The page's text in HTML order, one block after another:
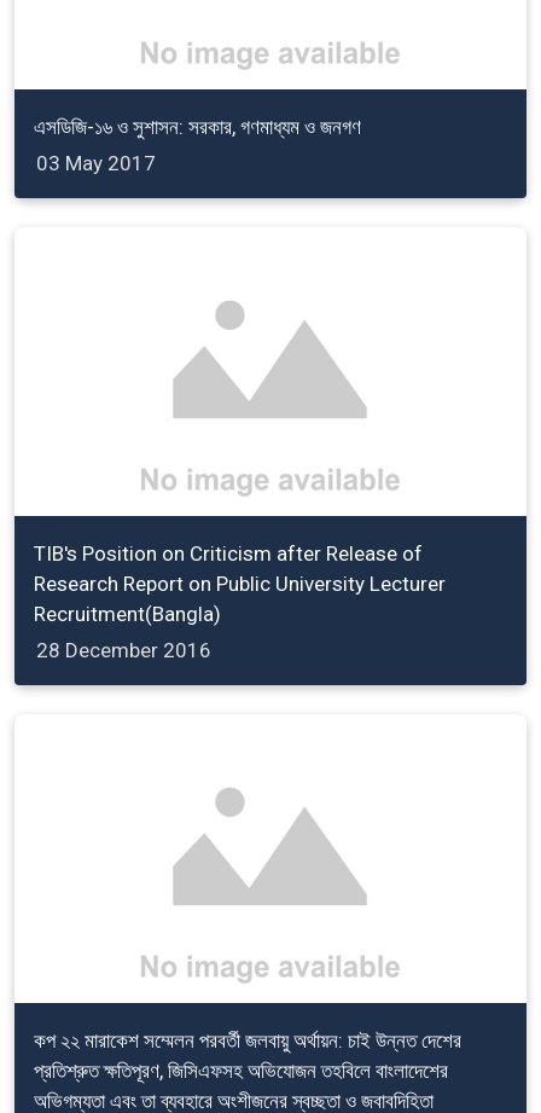
এসডিজি-১৬ ও সুশাসন: সরকার, গণমাধ্যম ও জনগণ
03 May 2017
TIB's Position on Criticism after Release of
Research Report on Public University Lecturer
Recruitment(Bangla)
28 December 2016
কপ ২২ মারাকেশ সম্মেলন পরবর্তী জলবায়ু অর্থায়ন: চাই উন্নত দেশের
প্রতিশ্রুত ক্ষতিপূরণ, জিসিএফসহ অভিযোজন তহবিলে বাংলাদেশের
অভিগম্যতা এবং তা ব্যবহারে অংশীজনের স্বচ্ছতা ও জবাবদিহিতা